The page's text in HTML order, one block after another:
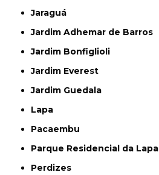
Jaraguá
Jardim Adhemar de Barros
Jardim Bonfiglioli
Jardim Everest
Jardim Guedala
Lapa
Pacaembu
Parque Residencial da Lapa
Perdizes